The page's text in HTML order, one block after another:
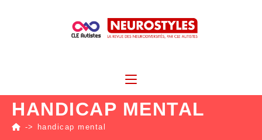
HANDICAP MENTAL
-> handicap mental